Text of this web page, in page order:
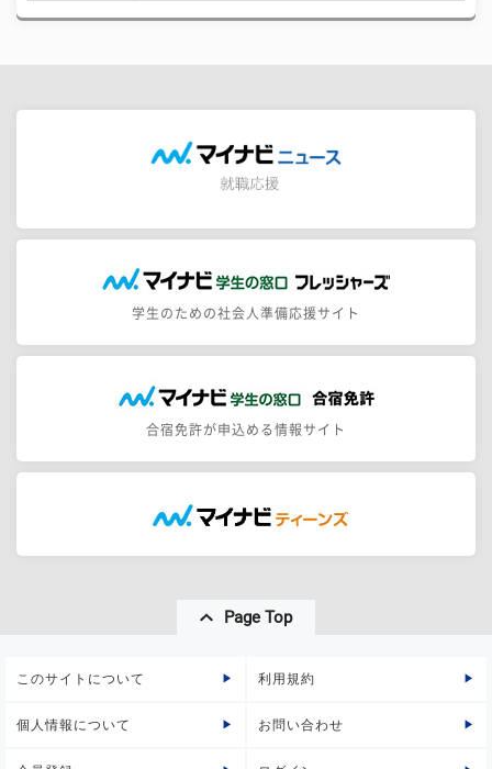
学生のための社会人準備応援サイト
合宿免許が申込める情報サイト
Page Top
このサイトについて 利用規約
個人情報について お問い合わせ